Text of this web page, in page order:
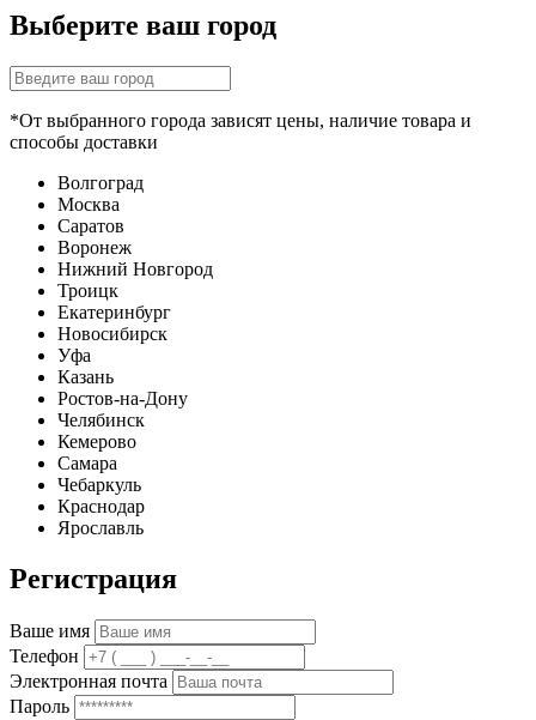
Выберите ваш город
*От выбранного города зависят цены, наличие товара и
способы доставки
Волгоград
Москва
Саратов
Воронеж
Нижний Новгород
Троицк
Екатеринбург
Новосибирск
Уфа
Казань
Ростов-на-Дону
Челябинск
Кемерово
Самара
Чебаркуль
Краснодар
Ярославль
Регистрация
Ваше имя
Телефон
Электронная почта
Пароль